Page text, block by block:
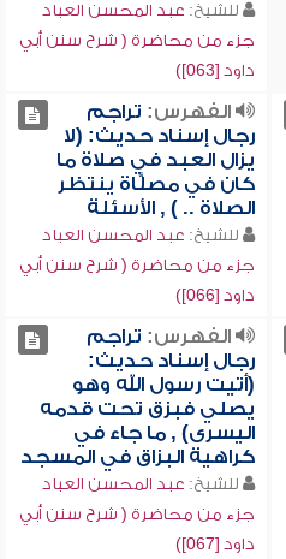
للشيخ: عبد المحسن العباد
جزء من محاضرة ( شرح سنن أبي
داود [063])
الفهرس: تراجم
رجال إسناد حديث: (لا
يزال العبد في صلاة ما
كان في مصلَّاة ينتظر
الصلاة .. ) , الأسئلة
للشيخ: عبد المحسن العباد
جزء من محاضرة ( شرح سنن أبي
داود [066])
الفهرس: تراجم
رجال إسناد حديث:
(أتيت رسول الله وهو
يصلي فبزق تحت قدمه
اليسرى) , ما جاء في
كراهية البزاق في المسجد
للشيخ: عبد المحسن العباد
جزء من محاضرة ( شرح سنن أبي
داود [067])